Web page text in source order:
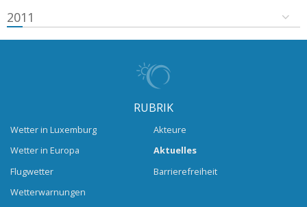
2011
RUBRIK
Wetter in Luxemburg
Wetter in Europa
Flugwetter
Wetterwarnungen
Akteure
Aktuelles
Barrierefreiheit